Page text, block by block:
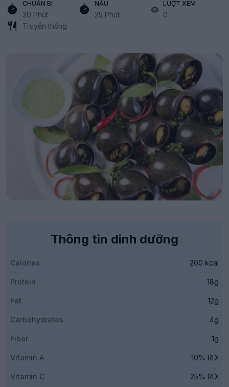
CHUẨN BỊ
30 Phút
NẤU
25 Phút
LƯỢT XEM
0
Truyền thống
Thông tin dinh dưỡng
Calories 200 kcal
Protein 18g
Fat 12g
Carbohydrates 4g
Fiber 1g
Vitamin A 10% RDI
Vitamin C 25% RDI